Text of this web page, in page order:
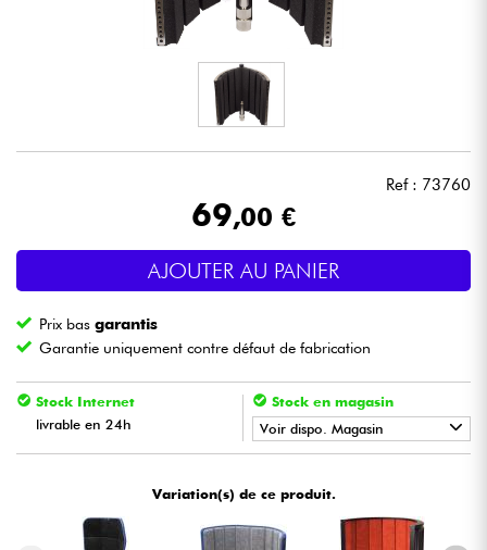
Eclairage
Violons & Quatuor
Câbles & Access.
Ref : 73760
69,00 €
AJOUTER AU PANIER
Prix basgarantis
Garantie uniquement contre défaut de fabrication
Stock Internet
livrable en 24h
Stock en magasin
Voir dispo. Magasin
• MusicBRUXELLES
Variation(s) de ce produit.